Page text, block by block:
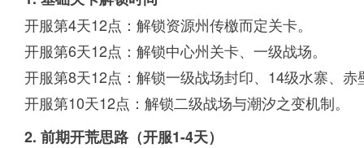
开服第4天12点：解锁资源州传檄而定关卡。
开服第6天12点：解锁中心州关卡、一级战场。
开服第8天12点：解锁一级战场封印、14级水寨、赤
开服第10天12点：解锁二级战场与潮汐之变机制。
2. 前期开荒思路（开服1-4天）